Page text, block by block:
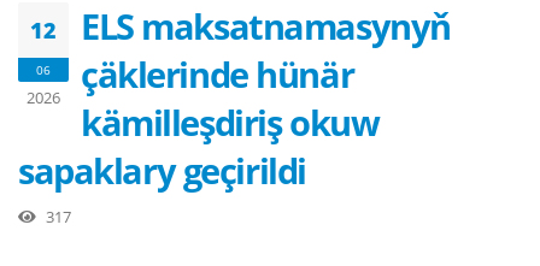
12
06
2026
ELS maksatnamasynyň
çäklerinde hünär
kämilleşdiriş okuw
sapaklary geçirildi
317